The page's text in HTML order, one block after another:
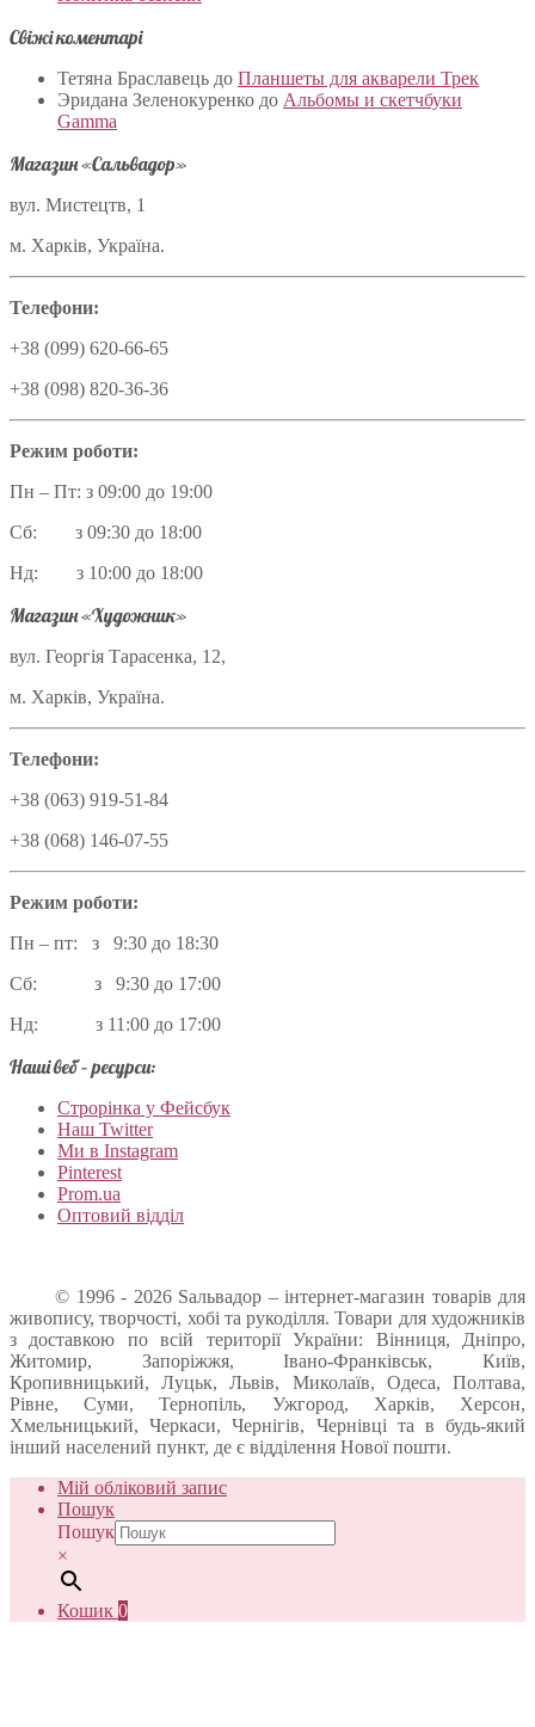
Свіжі коментарі
Тетяна Браславець до Планшеты для акварели Трек
Эридана Зеленокуренко до Альбомы и скетчбуки
Gamma
Магазин «Сальвадор»
вул. Мистецтв, 1
м. Харків, Україна.
Телефони:
+38 (099) 620-66-65
+38 (098) 820-36-36
Режим роботи:
Пн – Пт: з 09:00 до 19:00
Сб: з 09:30 до 18:00
Нд: з 10:00 до 18:00
Магазин «Художник»
вул. Георгія Тарасенка, 12,
м. Харків, Україна.
Телефони:
+38 (063) 919-51-84
+38 (068) 146-07-55
Режим роботи:
Пн – пт: з 9:30 до 18:30
Сб: з 9:30 до 17:00
Нд: з 11:00 до 17:00
Наші веб – ресурси:
Строрінка у Фейсбук
Наш Twitter
Ми в Instagram
Pinterest
Prom.ua
Оптовий відділ
© 1996 - 2026 Sальвадор – інтернет-магазин товарів для
живопису, творчості, хобі та рукоділля. Товари для художників
з доставкою по всій території України: Вінниця, Дніпро,
Житомир, Запоріжжя, Івано-Франківськ, Київ,
Кропивницький, Луцьк, Львів, Миколаїв, Одеса, Полтава,
Рівне, Суми, Тернопіль, Ужгород, Харків, Херсон,
Хмельницький, Черкаси, Чернігів, Чернівці та в будь-який
інший населений пункт, де є відділення Нової пошти.
Мій обліковий запис
Пошук
Пошук
×
Кошик 0